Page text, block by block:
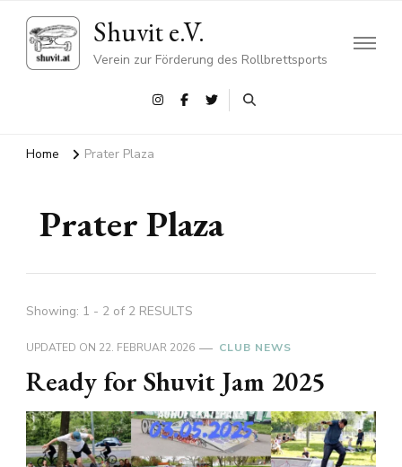
Shuvit e.V.
Verein zur Förderung des Rollbrettsports
Home Prater Plaza
Prater Plaza
Showing: 1 - 2 of 2 RESULTS
UPDATED ON 22. FEBRUAR 2026 CLUB NEWS
Ready for Shuvit Jam 2025